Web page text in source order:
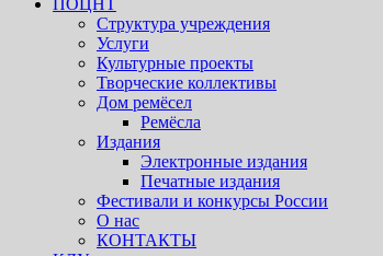
ПОЦНТ
Структура учреждения
Услуги
Культурные проекты
Творческие коллективы
Дом ремёсел
Ремёсла
Издания
Электронные издания
Печатные издания
Фестивали и конкурсы России
О нас
КОНТАКТЫ